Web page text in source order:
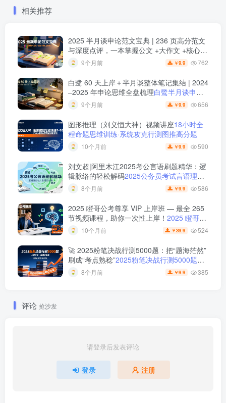
相关推荐
2025 半月谈申论范文宝典 | 236 页高分范文
与深度点评，一本掌握公文 +大作文 +核心主
题 2025 半月谈申论范文宝典：236 页范文 +
实战训练 +高分模板
9个月前 ￥9.9 762
白鹭 60 天上岸＋半月谈整体笔记集结 | 2024
–2025 年申论思维全盘梳理白鹭半月谈申论
笔记全集：60天上岸＋大作文＋小题＋解题
9个月前 ￥9.9 656
图形推理（刘义恒大神）视频讲座18小时全
程命题思维训练·系统攻克行测图推高分题
10个月前 ￥9.9 590
刘文超|阿里木江2025考公言语刷题精华：逻
辑脉络的轻松解码2025公务员考试言语理解
刷题视频课程
8个月前 ￥9.9 586
2025 瞪哥公考尊享 VIP 上岸班 — 最全 265
节视频课程，助你一次性上岸！ 2025 瞪哥公
考尊享 VIP 上岸班 — 最全 265 节视频课
程，助你一次性上岸！
10个月前 ￥39.9 524
🚀 2025粉笔决战行测5000题：把“题海茫然”
刷成“考点熟稔”2025粉笔决战行测5000题上
册下册8个月前 ￥9.9 385
评论 抢沙发
请登录后发表评论
登录 注册